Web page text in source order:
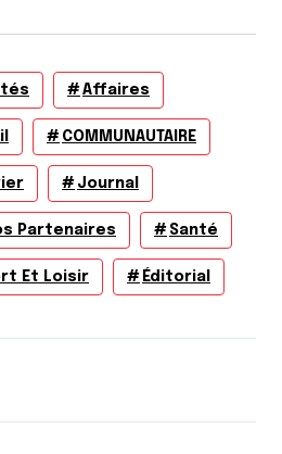
Affaires
COMMUNAUTAIRE
Journal
Partenaires Santé
Et Loisir Éditorial